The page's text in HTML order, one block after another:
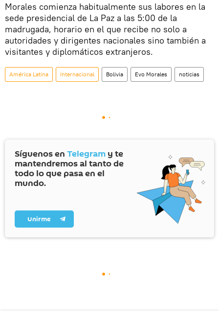
Morales comienza habitualmente sus labores en la
sede presidencial de La Paz a las 5:00 de la
madrugada, horario en el que recibe no solo a
autoridades y dirigentes nacionales sino también a
visitantes y diplomáticos extranjeros.
América Latina Internacional Bolivia Evo Morales noticias
Síguenos en Telegram y te
mantendremos al tanto de
todo lo que pasa en el
mundo.
Unirme